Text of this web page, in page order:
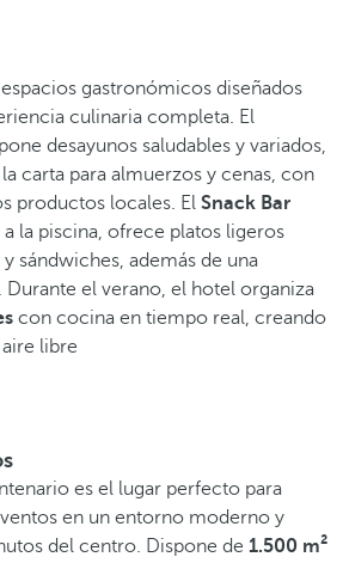
gastronómicos diseñados
culinaria completa. El
desayunos saludables y variados,
carta para almuerzos y cenas, con
productos locales. El Snack Bar
la piscina, ofrece platos ligeros
sándwiches, además de una
Durante el verano, el hotel organiza
con cocina en tiempo real, creando
libre
es el lugar perfecto para
en un entorno moderno y
del centro. Dispone de 1.500 m²